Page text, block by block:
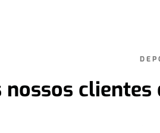
nossos